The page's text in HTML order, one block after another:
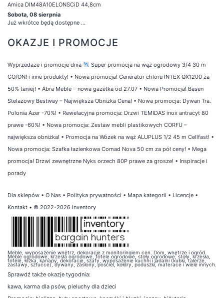
Amica DIM48A10ELONSCiD 44,8cm
Sobota, 08 sierpnia
Już wkrótce będą dostępne ...
OKAZJE I PROMOCJE
Wyprzedaże i promocje dnia
Super promocja na wąż ogrodowy 3/4 30 m
GO/ON! i inne produkty! • Nowa promocja! Generator chloru INTEX QX1200 za
50% taniej! • Abra Meble – nowa gazetka od 27.07 • Nowa Promocja! Basen
Stelażowy Bestway – Największa Obniżka Cena! • Nowa promocja: Dywan Tra.
Polonia Azer -70%! • Rewelacyjna promocja: Drzwi TEMIDAS inox antracyt 80
prawe -60%! • Nowa promocja: Zestaw mebli plastikowych CORFU –
największa obniżka! • Promocja na Wózek na wąż ALUPLUS 1/2 45 m Cellfast! •
Nowa promocja: Szafka łazienkowa Comad Nova 50 cm za pół ceny! • Mega
promocja! Drzwi zewnętrzne Nyks orzech 80P prawe za grosze! • Inspiracje i
porady
Dla sklepów • O Nas • Polityka prywatności • Mapa kategorii • Licencje •
Kontakt • © 2022-2026 Inventory
Meble, wyposażenie wnętrz, dekoracje z monitoringiem cen. Dom, wnętrze i ogród.
Meble ogrodowe, krzesła ogrodowe, fotele ogrodowe, stoły ogrodowe, stoły, krzesła,
fotele, łóżka, kanapy, dekoracje, szafy, wyposażenie kuchni i jadalni (kubki, talerze,
zastawy, sztućce), dywany, zasłony, pościel, kołdry, poduszki, materace i wiele innych.
Sprawdź także okazje tygodnia:
kawa, karma dla psów, pieluchy dla dzieci